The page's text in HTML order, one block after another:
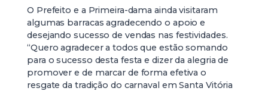
O Prefeito e a Primeira-dama ainda visitaram
algumas barracas agradecendo o apoio e
desejando sucesso de vendas nas festividades.
“Quero agradecer a todos que estão somando
para o sucesso desta festa e dizer da alegria de
promover e de marcar de forma efetiva o
resgate da tradição do carnaval em Santa Vitória